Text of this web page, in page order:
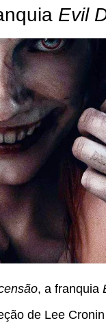
Evil
, a franquia
de Lee